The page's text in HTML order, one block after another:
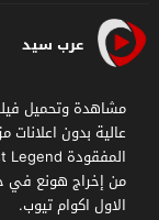
عرب سيد
عالية بدون
من إخراج هونع في
الاول اكوام تيوب.